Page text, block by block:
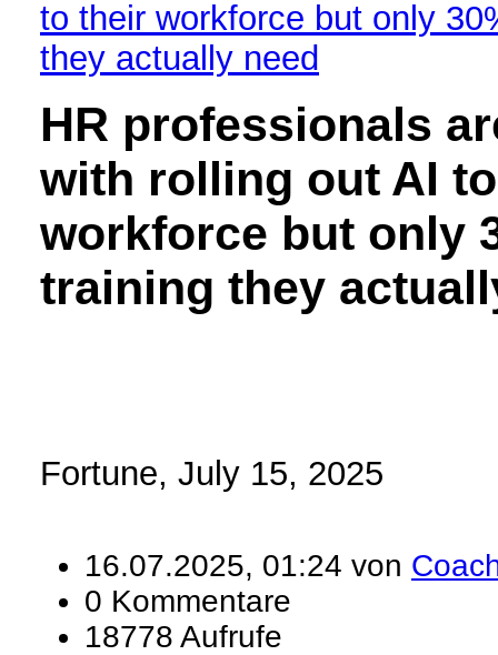
to their workforce but only
they actually need
HR professionals
with rolling out AI
workforce but only
training they
Fortune, July 15, 2025
16.07.2025, 01:24 von
0 Kommentare
18778 Aufrufe